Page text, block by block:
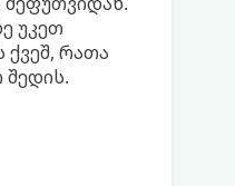
უკეთ
რათა
შედის.